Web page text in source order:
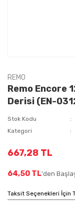
REMO
Remo Encore
Derisi (EN-
Stok Kodu
Kategori
667,28 TL
64,50 TL'den
Taksit Seçenekleri İçin